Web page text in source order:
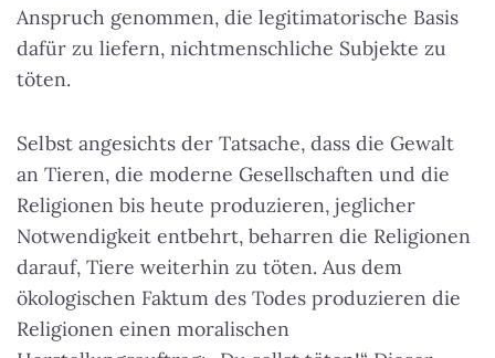
Anspruch genommen, die legitimatorische Basis
dafür zu liefern, nichtmenschliche Subjekte zu
töten.
Selbst angesichts der Tatsache, dass die Gewalt
an Tieren, die moderne Gesellschaften und die
Religionen bis heute produzieren, jeglicher
Notwendigkeit entbehrt, beharren die Religionen
darauf, Tiere weiterhin zu töten. Aus dem
ökologischen Faktum des Todes produzieren die
Religionen einen moralischen